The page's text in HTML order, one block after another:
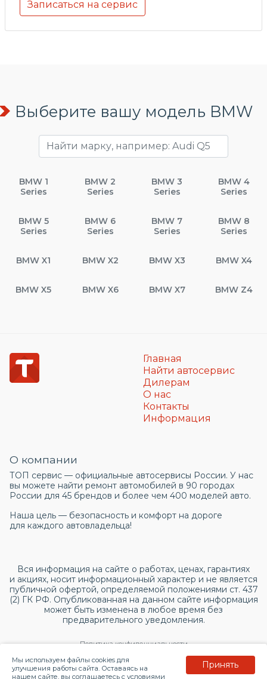
Записаться на сервис
Выберите вашу модель BMW
BMW 1
Series
BMW 2
Series
BMW 3
Series
BMW 4
Series
BMW 5
Series
BMW 6
Series
BMW 7
Series
BMW 8
Series
BMW X1 BMW X2 BMW X3 BMW X4
BMW X5 BMW X6 BMW X7 BMW Z4
Главная
Найти автосервис
Дилерам
О нас
Контакты
Информация
О компании
ТОП сервис — официальные автосервисы России. У нас
вы можете найти ремонт автомобилей в 90 городах
России для 45 брендов и более чем 400 моделей авто.
Наша цель — безопасность и комфорт на дороге
для каждого автовладельца!
Вся информация на сайте о работах, ценах, гарантиях
и акциях, носит информационный характер и не является
публичной офертой, определяемой положениями ст. 437
(2) ГК РФ. Опубликованная на данном сайте информация
может быть изменена в любое время без
предварительного уведомления.
Политика конфиденциальности
Согласие на обработку персональных данных
Мы используем файлы cookies для
улучшения работы сайта. Оставаясь на
нашем сайте, вы соглашаетесь с условиями
Принять